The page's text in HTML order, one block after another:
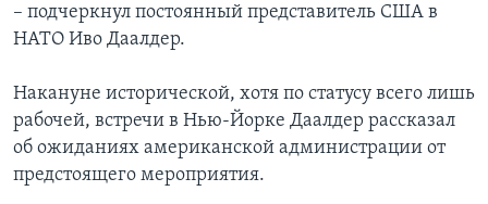
– подчеркнул постоянный представитель США в
НАТО Иво Даалдер.
Накануне исторической, хотя по статусу всего лишь
рабочей, встречи в Нью-Йорке Даалдер рассказал
об ожиданиях американской администрации от
предстоящего мероприятия.